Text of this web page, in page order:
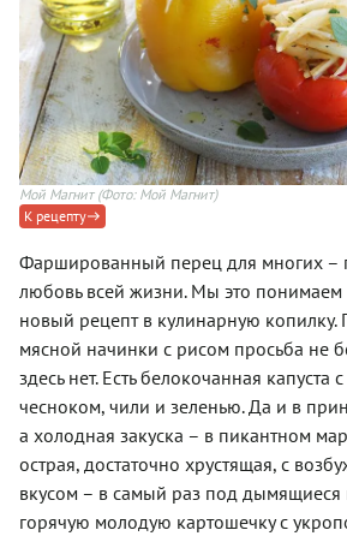
Мой Магнит(Фото: Мой Магнит)
К рецепту
Фаршированный перец для многих –
любовь всей жизни. Мы это понимаем
новый рецепт в кулинарную
мясной начинки с рисом просьба не
здесь нет. Есть белокочанная
чесноком, чили и зеленью. Да и в
а холодная закуска – в пикантном
острая, достаточно хрустящая, с
вкусом – в самый раз под
горячую молодую картошечку с